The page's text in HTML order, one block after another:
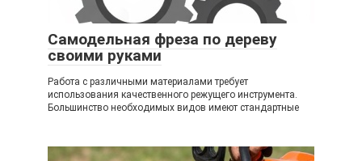
Самодельная фреза по дереву
своими руками
Работа с различными материалами требует
использования качественного режущего инструмента.
Большинство необходимых видов имеют стандартные